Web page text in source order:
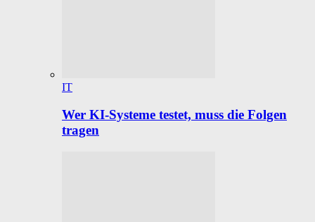
IT
Wer KI-Systeme testet, muss die Folgen
tragen